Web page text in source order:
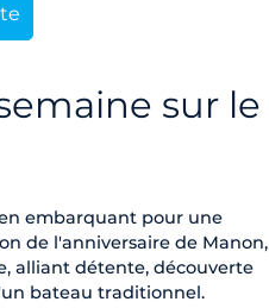
sur le
embarquant pour une
de l'anniversaire de Manon,
alliant détente, découverte
bateau traditionnel.